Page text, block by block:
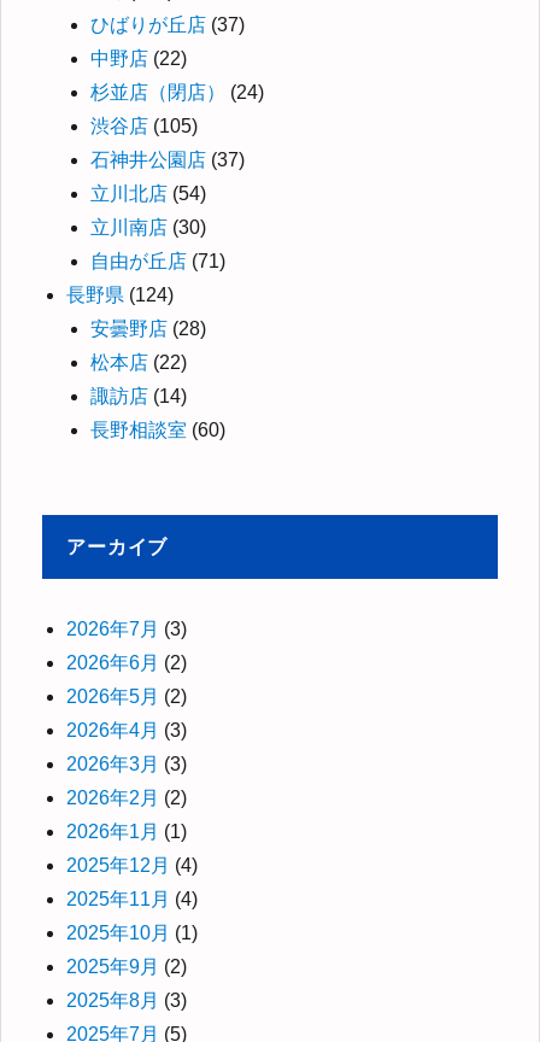
ひばりが丘店 (37)
中野店 (22)
杉並店（閉店）
(24)
渋谷店 (105)
石神井公園店 (37)
立川北店 (54)
立川南店 (30)
自由が丘店 (71)
長野県 (124)
安曇野店 (28)
松本店 (22)
諏訪店 (14)
長野相談室 (60)
アーカイブ
2026年7月 (3)
2026年6月 (2)
2026年5月 (2)
2026年4月 (3)
2026年3月 (3)
2026年2月 (2)
2026年1月 (1)
2025年12月 (4)
2025年11月 (4)
2025年10月 (1)
2025年9月 (2)
2025年8月 (3)
2025年7月 (5)